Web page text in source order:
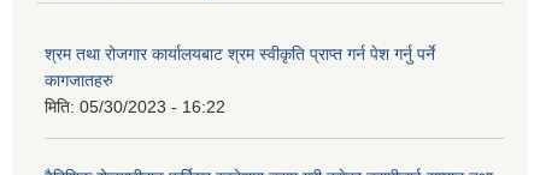
श्रम तथा रोजगार कार्यालयबाट श्रम स्वीकृति प्राप्त गर्न पेश गर्नु पर्ने
कागजातहरु
मिति: 05/30/2023 - 16:22